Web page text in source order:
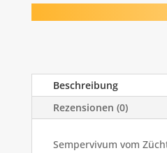
Beschreibung
Rezensionen (0)
Sempervivum vom